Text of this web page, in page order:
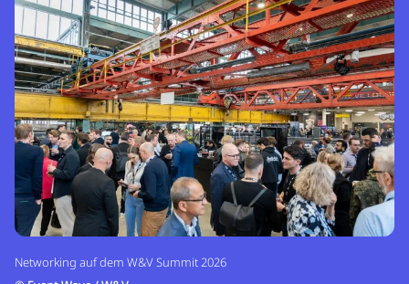
Networking auf dem W&V Summit 2026